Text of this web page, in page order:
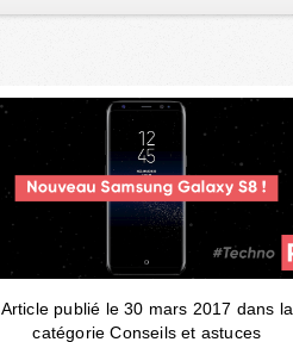
Article publié le 30 mars 2017 dans la
catégorie Conseils et astuces